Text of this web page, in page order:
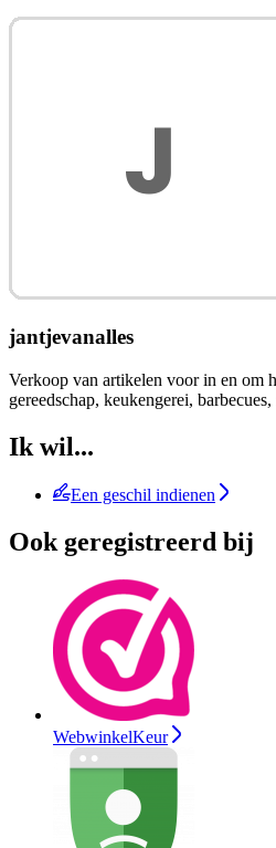
jantjevanalles
Verkoop van artikelen voor in en om
gereedschap, keukengerei,
Ik wil...
Een geschil indienen
Ook geregistreerd bij
WebwinkelKeur